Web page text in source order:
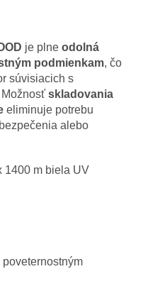
je plne odolná
podmienkam, čo
súvisiacich s
skladovania
eliminuje potrebu
alebo
1400 m biela UV